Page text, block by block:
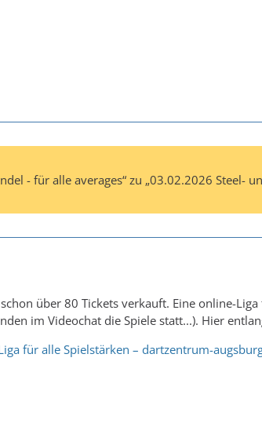
- für alle averages“ zu „03.02.2026 Steel-
über 80 Tickets verkauft. Eine online-
im Videochat die Spiele statt...). Hier
für alle Spielstärken – dartzentrum-